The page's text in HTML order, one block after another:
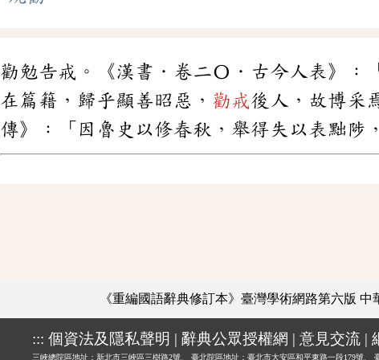
勸勉告戒。《漢書．卷二〇．古今人表》：
在篇籍，歸乎顯善昭惡， 勸戒後人，故博采
傳》：「因魯史以修春秋，舉得失以表黜陟
《重編國語辭典修訂本》臺灣學術網路第六版 中
::: 個資法及隱私聲明 | 辭典公眾授權網 | 意見交流 |
三峽總院區地址：新北市三峽區三樹路2號、 臺北院區地址：臺北市大安區和平東路一段179號、